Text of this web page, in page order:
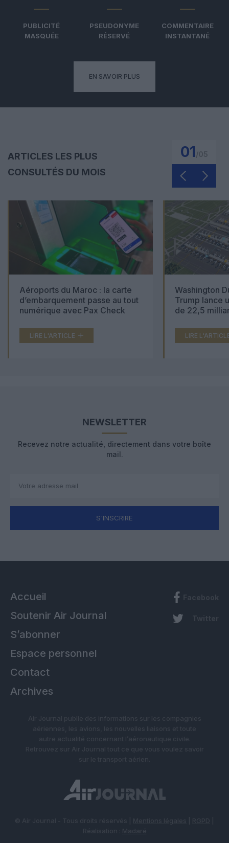
PUBLICITÉ
MASQUÉE
PSEUDONYME
RÉSERVÉ
COMMENTAIRE
INSTANTANÉ
EN SAVOIR PLUS
ARTICLES LES PLUS
CONSULTÉS DU MOIS
01
Aéroports du Maroc : la carte
d’embarquement passe au tout
numérique avec Pax Check
LIRE L'ARTICLE
Washington
Trump lance
de 22,5
LIRE
NEWSLETTER
Recevez notre actualité, directement dans votre boîte
mail.
S'INSCRIRE
Accueil
Soutenir Air Journal
S’abonner
Espace personnel
Contact
Archives